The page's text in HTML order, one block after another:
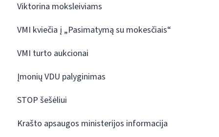
Viktorina moksleiviams
VMI kviečia į „Pasimatymą su mokesčiais“
VMI turto aukcionai
Įmonių VDU palyginimas
STOP šešėliui
Krašto apsaugos ministerijos informacija